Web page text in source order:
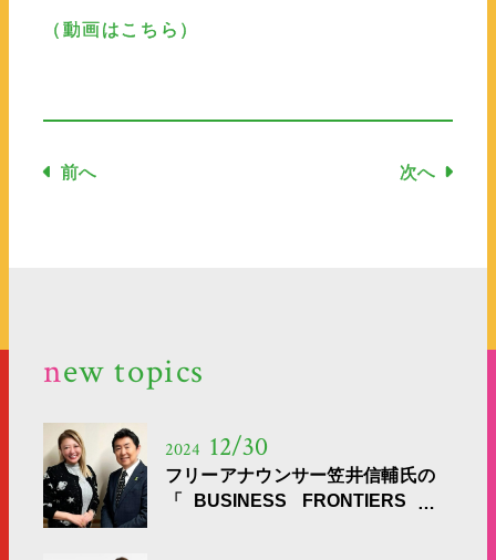
（動画はこちら）
new topics
2024 12/30
フリーアナウンサー笠井信輔氏の
「BUSINESS FRONTIERS」